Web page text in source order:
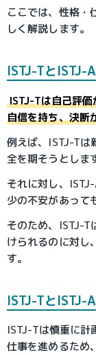
ここでは、性格・
しく解説します。
ISTJ-TとISTJ-
ISTJ-Tは自己評
自信を持ち、決断
例えば、ISTJ-Tは
全を期そうとしま
それに対し、
少の不安があって
そのため、ISTJ-T
けられるのに対し
す。
ISTJ-TとISTJ-
ISTJ-Tは慎重に計
仕事を進めるため